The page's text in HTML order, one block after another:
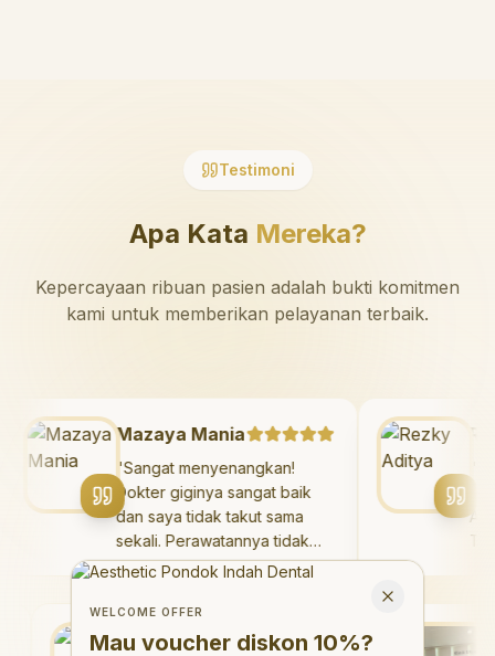
Testimoni
Apa Kata Mereka?
Kepercayaan ribuan pasien adalah bukti komitmen
kami untuk memberikan pelayanan terbaik.
Mazaya Mania
"Sangat menyenangkan!
Dokter giginya sangat baik
dan saya tidak takut sama
sekali. Perawatannya tidak
sakit, dan saya bisa bermain
Saya suka pergi ke dokter
gigi sekarang!"
Debby Sahertian
Welcome Offer
Mau voucher diskon <strong>10%</strong>?
WELCOME OFFER
Mau voucher diskon 10%?
Close